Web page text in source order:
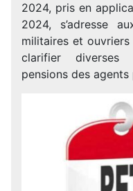
2024, pris en
2024, s’adresse
militaires et
clarifier diverses
pensions des agents